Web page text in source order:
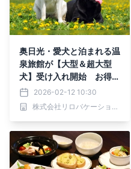
奥日光・愛犬と泊まれる温
泉旅館が【大型＆超大型
犬】受け入れ開始 お得な
記念プランも販売｜2026
年4月1日～
2026-02-12 10:30
株式会社リロバケーションズ